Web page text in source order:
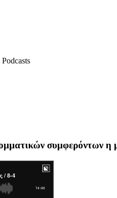
Podcasts
συμφερόντων η